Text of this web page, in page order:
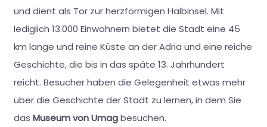
und dient als Tor zur herzförmigen Halbinsel. Mit
lediglich 13.000 Einwohnern bietet die Stadt eine 45
km lange und reine Küste an der Adria und eine reiche
Geschichte, die bis in das späte 13. Jahrhundert
reicht. Besucher haben die Gelegenheit etwas mehr
über die Geschichte der Stadt zu lernen, in dem Sie
das Museum von Umagbesuchen.